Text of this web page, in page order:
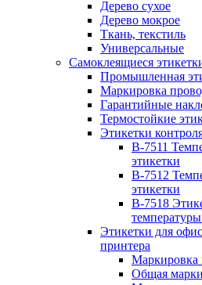
Дерево сухое
Дерево мокрое
Ткань, текстиль
Универсальные
Самоклеящиеся
Промышленная
Маркировка
Гарантийные
Термостойкие
Этикетки
B-7511
этикетки
B-7512
этикетки
B-7518
Этикетки для
принтера
Маркировка
Общая